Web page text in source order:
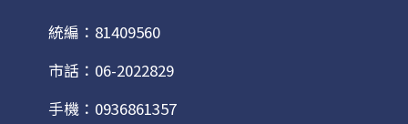
統編：81409560
市話：06-2022829
手機：0936861357